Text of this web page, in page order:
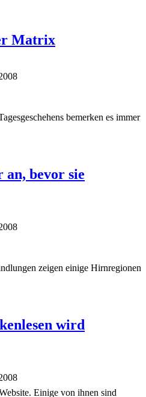
Matrix
bemerken es immer
bevor sie
zeigen einige Hirnregionen
wird
Einige von ihnen sind